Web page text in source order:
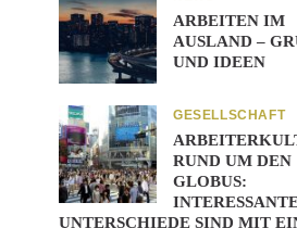
ARBEITEN IM
AUSLAND –
UND IDEEN
GESELLSCHAFT
RUND UM DEN
GLOBUS:
UNTERSCHIEDE SIND MIT